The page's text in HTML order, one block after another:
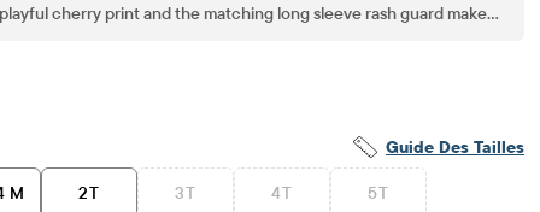
cherry print and the matching long sleeve rash guard make
Guide Des Tailles
M 2T 3T 4T 5T